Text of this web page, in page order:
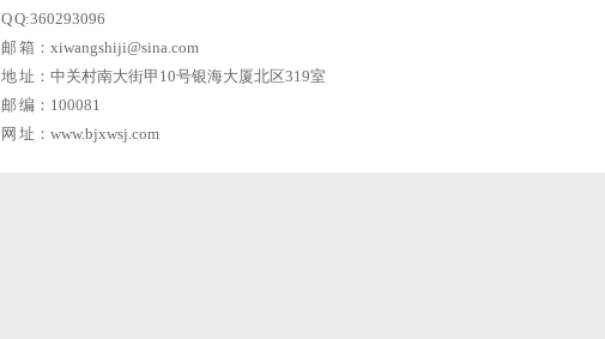
Q Q:360293096
邮 箱： xiwangshiji@sina.com
地 址：中关村南大街甲10号银海大厦北区319室
邮 编：100081
网 址： www.bjxwsj.com